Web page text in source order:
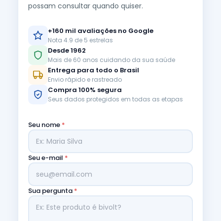
possam consultar quando quiser.
+160 mil avaliações no Google
Nota 4.9 de 5 estrelas
Desde 1962
Mais de 60 anos cuidando da sua saúde
Entrega para todo o Brasil
Envio rápido e rastreado
Compra 100% segura
Seus dados protegidos em todas as etapas
Seu nome *
Seu e-mail *
Sua pergunta *